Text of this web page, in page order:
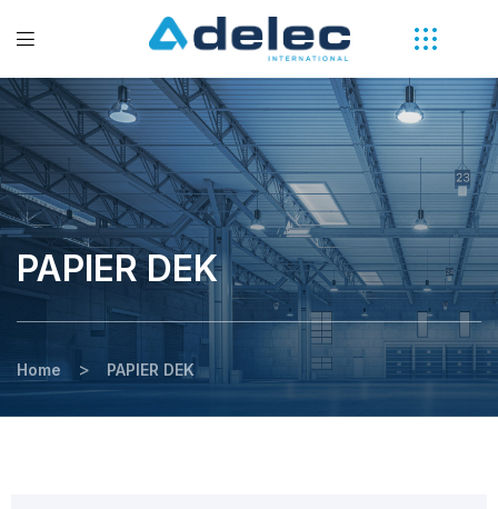
PAPIER DEK
Home > PAPIER DEK